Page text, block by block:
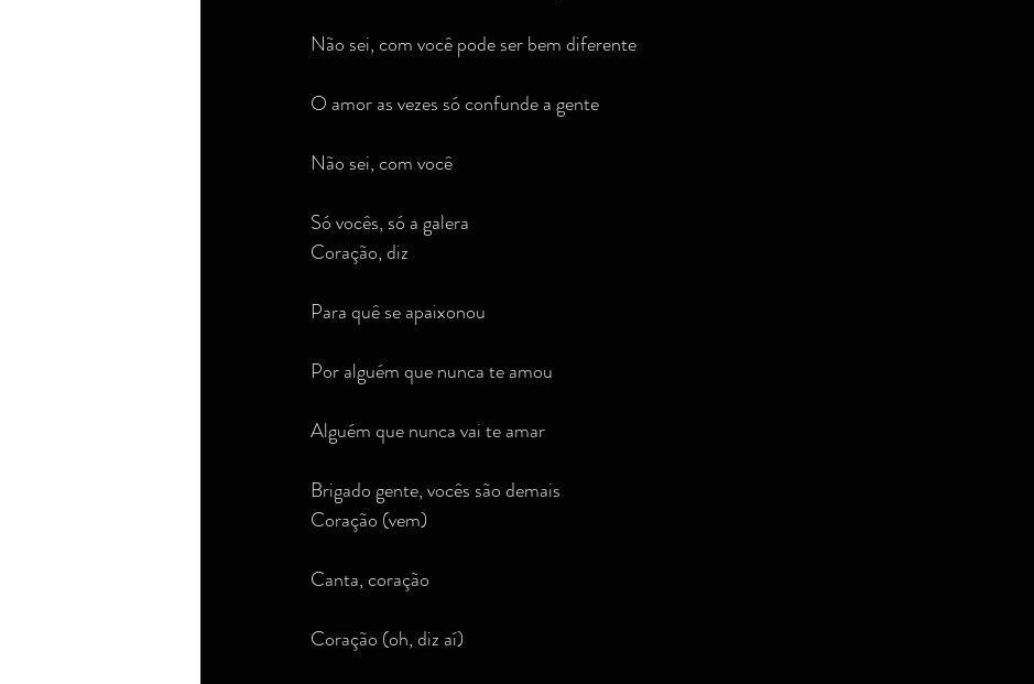
Não sei, com você pode ser bem diferente
O amor as vezes só confunde a gente
Não sei, com você
Só vocês, só a galera
Coração, diz
Para quê se apaixonou
Por alguém que nunca te amou
Alguém que nunca vai te amar
Brigado gente, vocês são demais
Coração (vem)
Canta, coração
Coração (oh, diz aí)